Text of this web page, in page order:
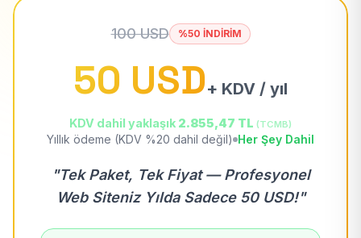
100 USD %50 İNDİRİM
50 USD+ KDV / yıl
KDV dahil yaklaşık 2.855,47 TL (TCMB)
Yıllık ödeme (KDV %20 dahil değil) Her Şey Dahil
"Tek Paket, Tek Fiyat — Profesyonel
Web Siteniz Yılda Sadece 50 USD!"